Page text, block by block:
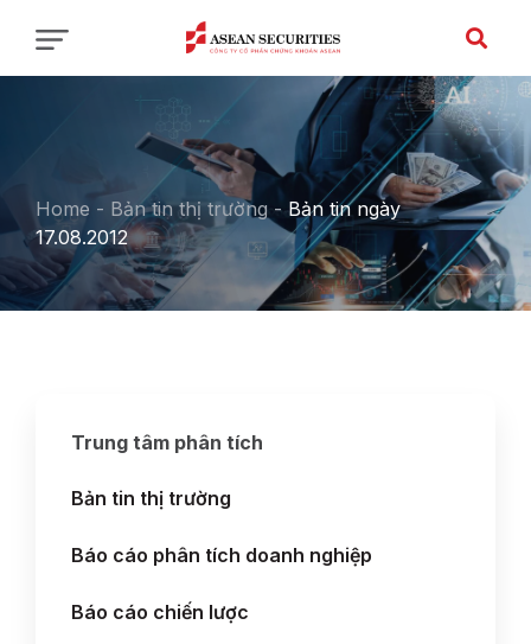
Home - Bản tin thị trường -Bản tin ngày
17.08.2012
Trung tâm phân tích
Bản tin thị trường
Báo cáo phân tích doanh nghiệp
Báo cáo chiến lược